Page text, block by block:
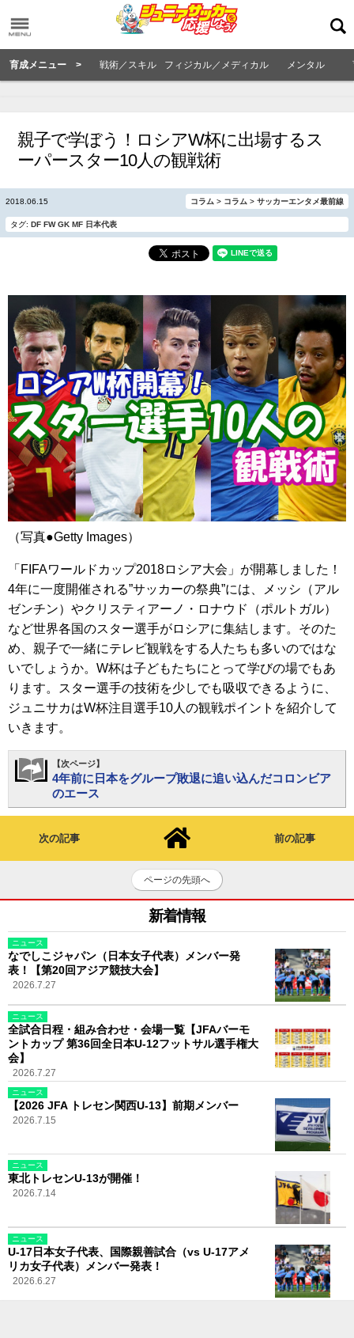
育成メニュー > 戦術／スキル フィジカル／メディカル メンタル
親子で学ぼう！ロシアW杯に出場するス
ーパースター10人の観戦術
2018.06.15 コラム > コラム > サッカーエンタメ最前線
タグ: DF FW GK MF 日本代表
（写真●Getty Images）
「FIFAワールドカップ2018ロシア大会」が開幕しました！
4年に一度開催される”サッカーの祭典”には、メッシ（アル
ゼンチン）やクリスティアーノ・ロナウド（ポルトガル）
など世界各国のスター選手がロシアに集結します。そのた
め、親子で一緒にテレビ観戦をする人たちも多いのではな
いでしょうか。W杯は子どもたちにとって学びの場でもあ
ります。スター選手の技術を少しでも吸収できるように、
ジュニサカはW杯注目選手10人の観戦ポイントを紹介して
いきます。
【次ページ】
4年前に日本をグループ敗退に追い込んだコロンビア
のエース
次の記事 前の記事
ページの先頭へ
新着情報
ニュース
なでしこジャパン（日本女子代表）メンバー発
表！【第20回アジア競技大会】
2026.7.27
ニュース
全試合日程・組み合わせ・会場一覧【JFAバーモ
ントカップ 第36回全日本U-12フットサル選手権大
会】
2026.7.27
ニュース
【2026 JFA トレセン関西U-13】前期メンバー
2026.7.15
ニュース
東北トレセンU-13が開催！
2026.7.14
ニュース
U-17日本女子代表、国際親善試合（vs U-17アメ
リカ女子代表）メンバー発表！
2026.6.27